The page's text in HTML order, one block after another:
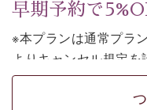
早期予約で
※本プランは通常プラ
よりキャンセル規定を
※本プランは素泊まり
【